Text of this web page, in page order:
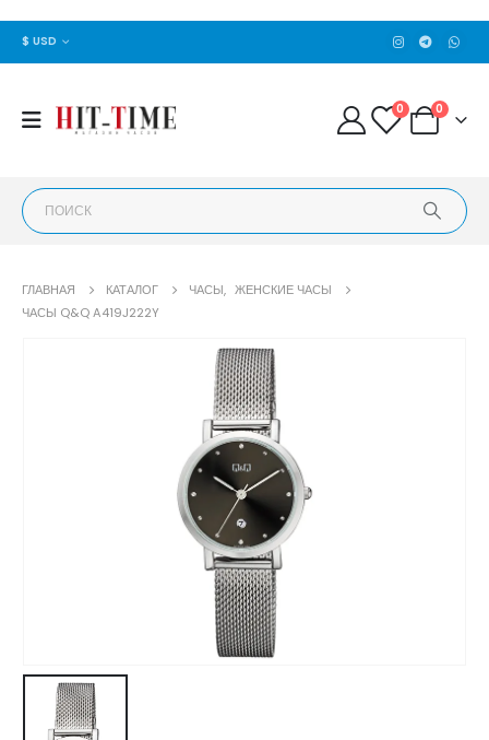
$ USD
0 0
ГЛАВНАЯ КАТАЛОГ ЧАСЫ, ЖЕНСКИЕ ЧАСЫ
ЧАСЫ Q&Q A419J222Y